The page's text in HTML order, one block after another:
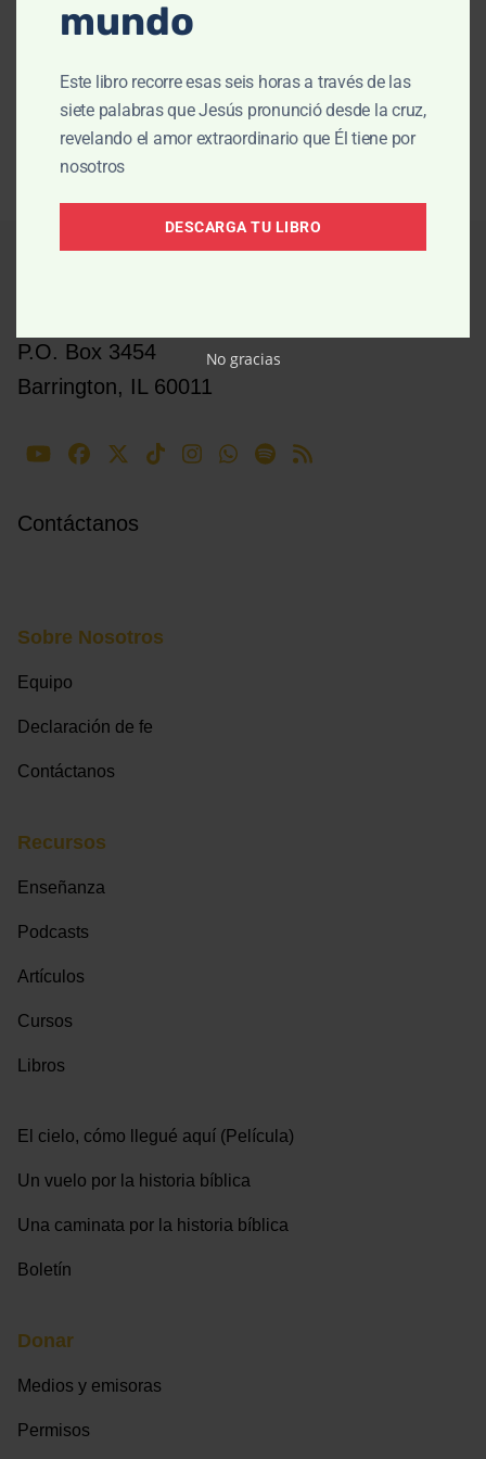
domina.
P.O. Box 3454
Barrington, IL 60011
Contáctanos
Sobre Nosotros
Equipo
Declaración de fe
Contáctanos
Recursos
Enseñanza
Podcasts
Artículos
Cursos
Libros
El cielo, cómo llegué aquí (Película)
Un vuelo por la historia bíblica
Una caminata por la historia bíblica
Boletín
Donar
Medios y emisoras
Permisos
mundo
Este libro recorre esas seis horas a través de las
siete palabras que Jesús pronunció desde la cruz,
revelando el amor extraordinario que Él tiene por
nosotros
DESCARGA TU LIBRO
No gracias